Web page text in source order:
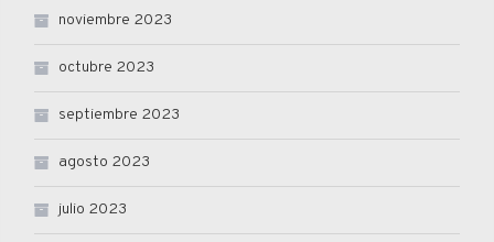
noviembre 2023
octubre 2023
septiembre 2023
agosto 2023
julio 2023